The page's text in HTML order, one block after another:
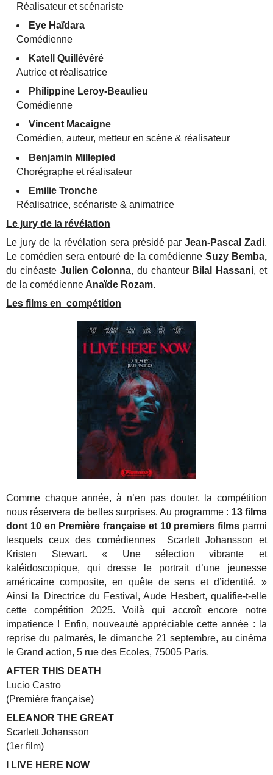
Réalisateur et scénariste
Eye Haïdara
Comédienne
Katell Quillévéré
Autrice et réalisatrice
Philippine Leroy-Beaulieu
Comédienne
Vincent Macaigne
Comédien, auteur, metteur en scène & réalisateur
Benjamin Millepied
Chorégraphe et réalisateur
Emilie Tronche
Réalisatrice, scénariste & animatrice
Le jury de la révélation
Le jury de la révélation sera présidé par Jean-Pascal Zadi.
Le comédien sera entouré de la comédienne Suzy Bemba,
du cinéaste Julien Colonna, du chanteur Bilal Hassani, et
de la comédienne Anaïde Rozam.
Les films en compétition
Comme chaque année, à n’en pas douter, la compétition
nous réservera de belles surprises. Au programme : 13 films
dont 10 en Première française et 10 premiers films parmi
lesquels ceux des comédiennes Scarlett Johansson et
Kristen Stewart. « Une sélection vibrante et
kaléidoscopique, qui dresse le portrait d’une jeunesse
américaine composite, en quête de sens et d’identité. »
Ainsi la Directrice du Festival, Aude Hesbert, qualifie-t-elle
cette compétition 2025. Voilà qui accroît encore notre
impatience ! Enfin, nouveauté appréciable cette année : la
reprise du palmarès, le dimanche 21 septembre, au cinéma
le Grand action, 5 rue des Ecoles, 75005 Paris.
AFTER THIS DEATH
Lucio Castro
(Première française)
ELEANOR THE GREAT
Scarlett Johansson
(1er film)
I LIVE HERE NOW